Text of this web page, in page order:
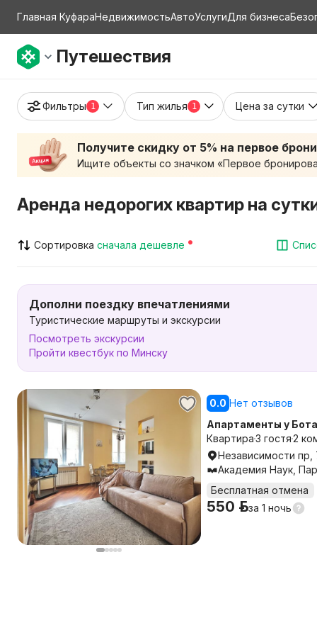
Главная КуфараНедвижимостьАвтоУслугиДля бизнеса
Путешествия
Фильтры 1 Тип жилья 1 Цена за сутки
Получите скидку от 5% на первое
Ищите объекты со значком «Первое
Аренда недорогих квартир на
Сортировка сначала дешевле
Дополни поездку впечатлениями
Туристические маршруты и экскурсии
Посмотреть экскурсии
Пройти квестбук по Минску
0.0 Нет отзывов
Апартаменты у
Челюскинцев и
Квартира3 гостя2
Независимости пр,
Академия Наук,
Бесплатная отмена
550 р.за 1 ночь